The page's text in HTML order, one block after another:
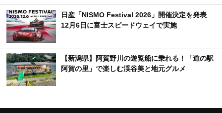
日産「NISMO Festival 2026」開催決定を発表
12月6日に富士スピードウェイで実施
【新潟県】阿賀野川の遊覧船に乗れる！「道の駅
阿賀の里」で楽しむ渓谷美と地元グルメ